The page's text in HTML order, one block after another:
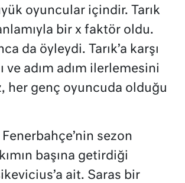
oyuncular içindir. Tarık
bir x faktör oldu.
da öyleydi. Tarık’a karşı
ve adım adım ilerlemesini
her genç oyuncuda olduğu
sezon
başına getirdiği
ait. Saras bir